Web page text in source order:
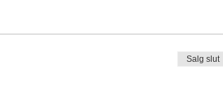
Salg slut